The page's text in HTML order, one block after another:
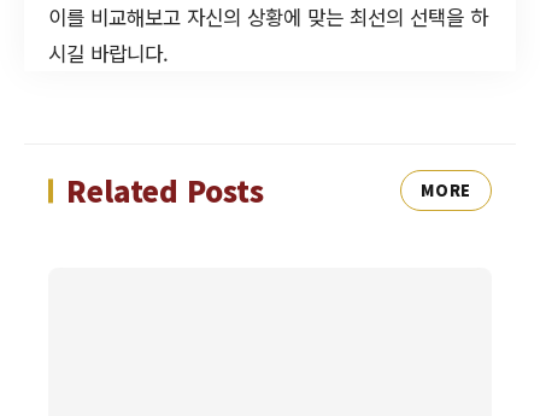
이를 비교해보고 자신의 상황에 맞는 최선의 선택을 하
시길 바랍니다.
Related Posts MORE